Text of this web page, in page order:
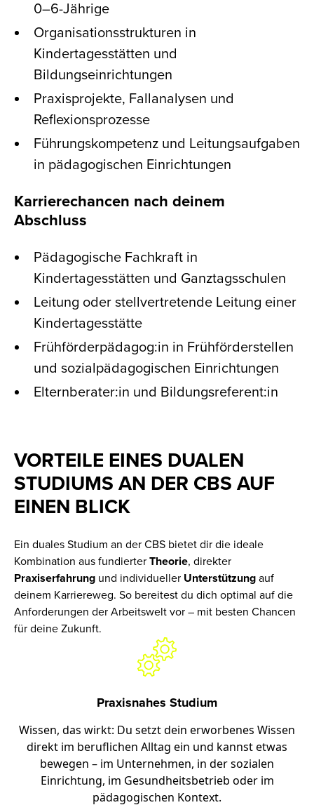
0–6-Jährige
Organisationsstrukturen in
Kindertagesstätten und
Bildungseinrichtungen
Praxisprojekte, Fallanalysen und
Reflexionsprozesse
Führungskompetenz und Leitungsaufgaben
in pädagogischen Einrichtungen
Karrierechancen nach deinem
Abschluss
Pädagogische Fachkraft in
Kindertagesstätten und Ganztagsschulen
Leitung oder stellvertretende Leitung einer
Kindertagesstätte
Frühförderpädagog:in in Frühförderstellen
und sozialpädagogischen Einrichtungen
Elternberater:in und Bildungsreferent:in
VORTEILE EINES DUALEN
STUDIUMS AN DER CBS AUF
EINEN BLICK
Ein duales Studium an der CBS bietet dir die ideale
Kombination aus fundierter Theorie, direkter
Praxiserfahrung und individueller Unterstützung auf
deinem Karriereweg. So bereitest du dich optimal auf die
Anforderungen der Arbeitswelt vor – mit besten Chancen
für deine Zukunft.
Praxisnahes Studium
Wissen, das wirkt: Du setzt dein erworbenes Wissen
direkt im beruflichen Alltag ein und kannst etwas
bewegen – im Unternehmen, in der sozialen
Einrichtung, im Gesundheitsbetrieb oder im
pädagogischen Kontext.